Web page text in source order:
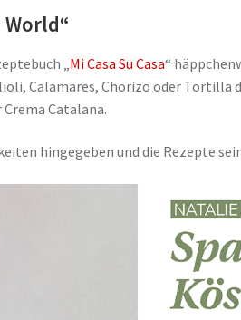
World“
„ Mi Casa Su Casa“
Calamares, Chorizo oder Tortilla
Catalana.
hingegeben und die Rezepte